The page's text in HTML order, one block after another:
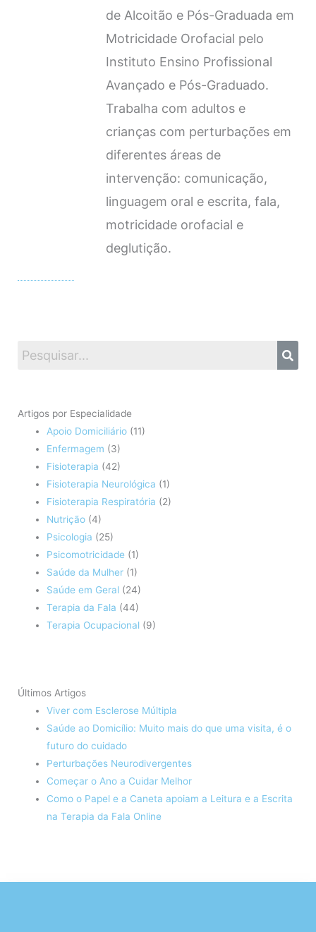
de Alcoitão e Pós-Graduada em
Motricidade Orofacial pelo
Instituto Ensino Profissional
Avançado e Pós-Graduado.
Trabalha com adultos e
crianças com perturbações em
diferentes áreas de
intervenção: comunicação,
linguagem oral e escrita, fala,
motricidade orofacial e
deglutição.
Artigos por Especialidade
Apoio Domiciliário (11)
Enfermagem (3)
Fisioterapia (42)
Fisioterapia Neurológica (1)
Fisioterapia Respiratória (2)
Nutrição (4)
Psicologia (25)
Psicomotricidade (1)
Saúde da Mulher (1)
Saúde em Geral (24)
Terapia da Fala (44)
Terapia Ocupacional (9)
Últimos Artigos
Viver com Esclerose Múltipla
Saúde ao Domicílio: Muito mais do que uma visita, é o
futuro do cuidado
Perturbações Neurodivergentes
Começar o Ano a Cuidar Melhor
Como o Papel e a Caneta apoiam a Leitura e a Escrita
na Terapia da Fala Online